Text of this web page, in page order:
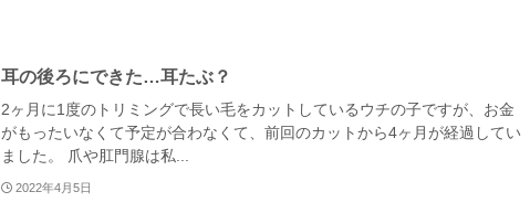
耳の後ろにできた…耳たぶ？
2ヶ月に1度のトリミングで長い毛をカットしているウチの子ですが、お金
がもったいなくて予定が合わなくて、前回のカットから4ヶ月が経過してい
ました。 爪や肛門腺は私...
2022年4月5日